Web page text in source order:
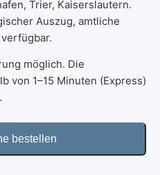
Trier, Kaiserslautern.
Auszug, amtliche
möglich. Die
von 1–15 Minuten (Express)